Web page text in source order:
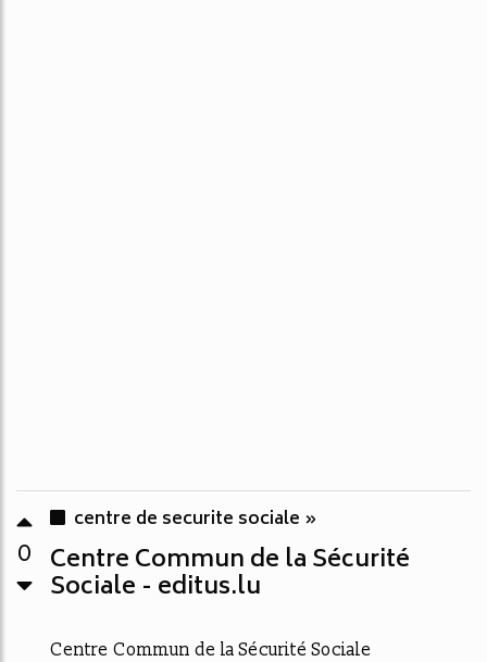
0
centre de securite sociale »
Centre Commun de la Sécurité
Sociale - editus.lu
Centre Commun de la Sécurité Sociale